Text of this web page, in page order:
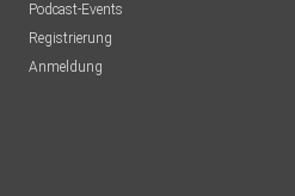
Podcast-Events
Registrierung
Anmeldung